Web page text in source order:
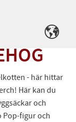
- här hittar
Här kan du
och
Pop-figur och